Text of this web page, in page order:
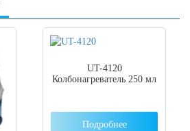
UT-4120
Колбонагреватель 250 мл
Подробнее